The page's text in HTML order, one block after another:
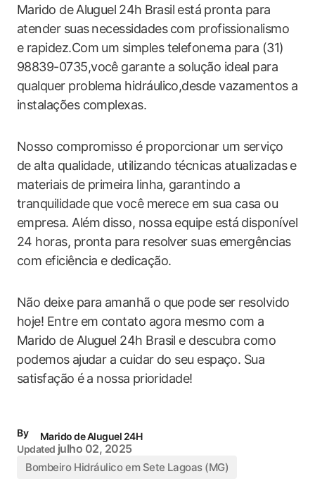
Marido de ⁢Aluguel⁢ 24h⁢ Brasil ⁣está pronta para‍
atender suas⁤ necessidades ⁢com profissionalismo
e rapidez.Com‍ um‌ simples telefonema para ​(31)
98839-0735,você garante a solução ideal para
qualquer problema hidráulico,desde vazamentos a
instalações complexas.
Nosso compromisso é proporcionar ​um serviço
de alta qualidade, utilizando ‌técnicas atualizadas e
materiais de​ primeira linha, ⁢garantindo a
tranquilidade ​que você merece ‍em sua ​casa ou
empresa.‌ Além disso, ‍nossa equipe está ⁤disponível​
24 horas, pronta para resolver suas emergências
com eficiência‌ e dedicação.
Não deixe para amanhã o ⁢que⁤ pode⁣ ser resolvido
‍hoje! Entre em contato​ agora mesmo com a
Marido de Aluguel 24h Brasil e descubra como
⁢podemos ⁢ajudar a ​cuidar do seu espaço. Sua
‍satisfação é ⁤a nossa⁣ prioridade!
By
Marido de Aluguel 24H
Updated julho 02, 2025
Bombeiro Hidráulico em Sete Lagoas (MG)